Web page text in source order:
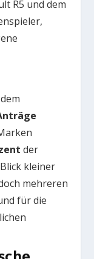
R5 und dem
der
kleiner
mehreren
für die